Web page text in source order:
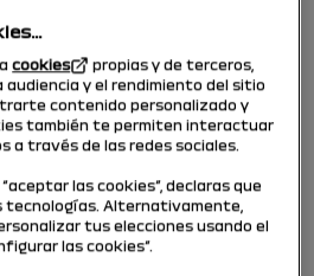
de edición
fecha de primera
vehículo.
a hoy
cookies
propias y de terceros,
audiencia y el rendimiento del sitio
contenido personalizado y
también te permiten interactuar
a través de las redes sociales.
las cookies”, declaras que
tecnologías. Alternativamente,
tus elecciones usando el
las cookies”.